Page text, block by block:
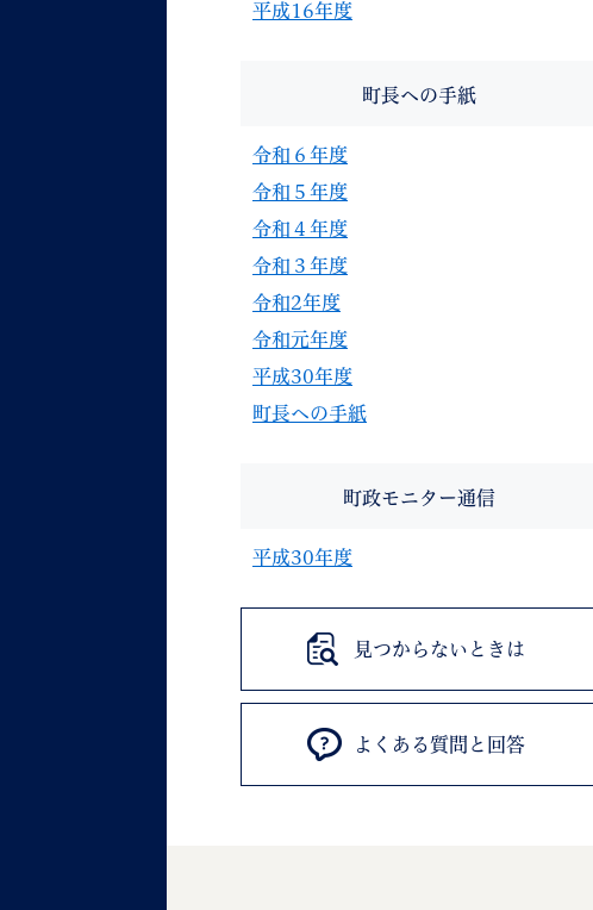
平成16年度
町長への手紙
令和６年度
令和５年度
令和４年度
令和３年度
令和2年度
令和元年度
平成30年度
町長への手紙
町政モニター通信
平成30年度
見つからないときは
よくある質問と回答